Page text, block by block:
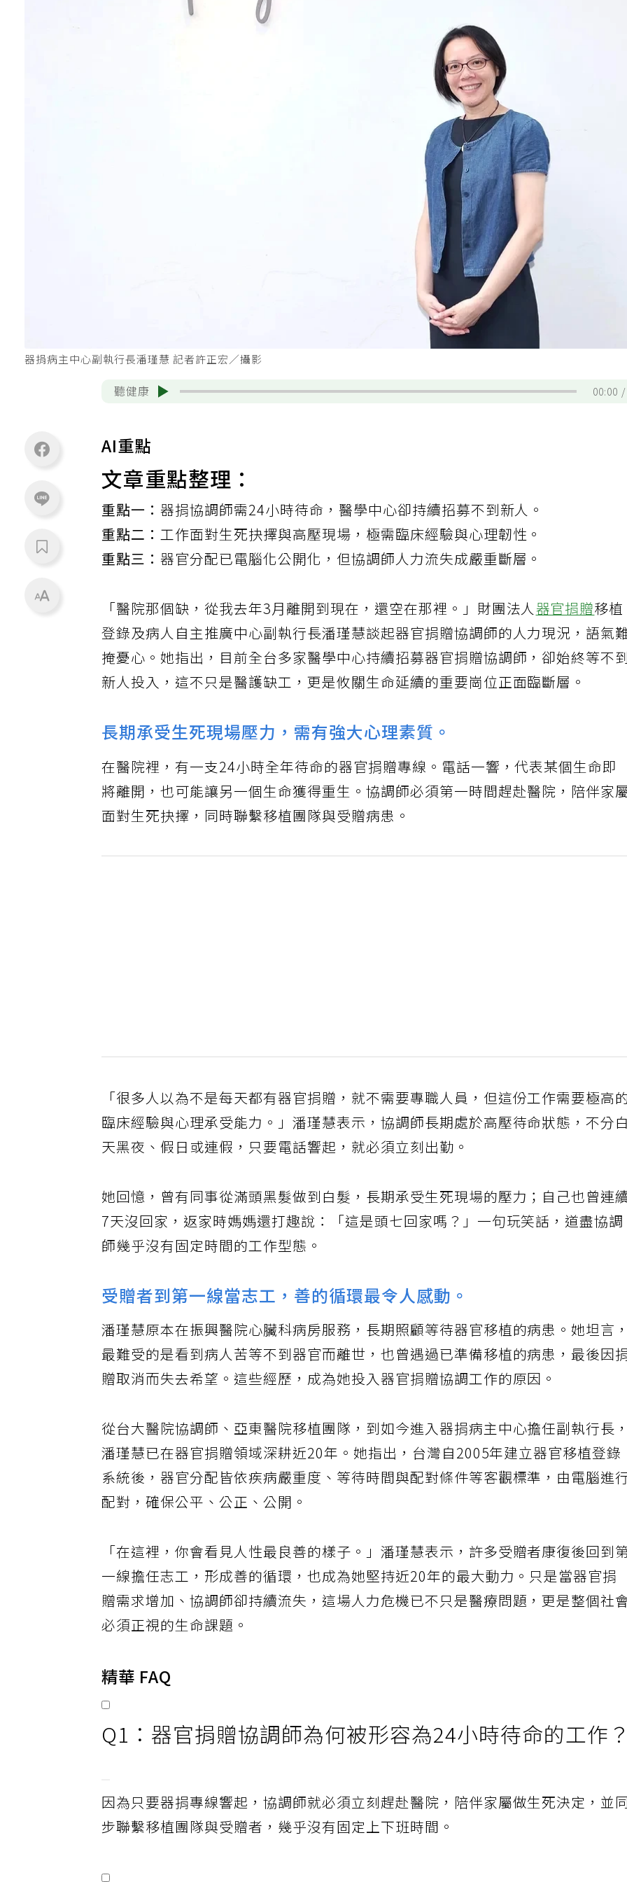
器捐病主中心副執行長潘瑾慧 記者許正宏／攝影
聽健康 00:00
AI重點
文章重點整理：
重點一： 器捐協調師需24小時待命，醫學中心卻持續招募不到新人。
重點二：工作面對生死抉擇與高壓現場，極需臨床經驗與心理韌性。
重點三： 器官分配已電腦化公開化，但協調師人力流失成嚴重斷層。
「醫院那個缺，從我去年3月離開到現在，還空在那裡。」財團法人器官捐贈移植
登錄及病人自主推廣中心副執行長潘瑾慧談起器官捐贈協調師的人力現況，語氣
掩憂心。她指出，目前全台多家醫學中心持續招募器官捐贈協調師，卻始終等不到
新人投入，這不只是醫護缺工，更是攸關生命延續的重要崗位正面臨斷層。
長期承受生死現場壓力，需有強大心理素質。
在醫院裡，有一支24小時全年待命的器官捐贈專線。電話一響，代表某個生命即
將離開，也可能讓另一個生命獲得重生。協調師必須第一時間趕赴醫院，陪伴家
面對生死抉擇，同時聯繫移植團隊與受贈病患。
「很多人以為不是每天都有器官捐贈，就不需要專職人員，但這份工作需要極高的
臨床經驗與心理承受能力。」潘瑾慧表示，協調師長期處於高壓待命狀態，不分白
天黑夜、假日或連假，只要電話響起，就必須立刻出勤。
她回憶，曾有同事從滿頭黑髮做到白髮，長期承受生死現場的壓力；自己也曾連
7天沒回家，返家時媽媽還打趣說：「這是頭七回家嗎？」一句玩笑話，道盡協調
師幾乎沒有固定時間的工作型態。
受贈者到第一線當志工，善的循環最令人感動。
潘瑾慧原本在振興醫院心臟科病房服務，長期照顧等待器官移植的病患。她坦言，
最難受的是看到病人苦等不到器官而離世，也曾遇過已準備移植的病患，最後因
贈取消而失去希望。這些經歷，成為她投入器官捐贈協調工作的原因。
從台大醫院協調師、亞東醫院移植團隊，到如今進入器捐病主中心擔任副執行長，
潘瑾慧已在器官捐贈領域深耕近20年。她指出，台灣自2005年建立器官移植登錄
系統後，器官分配皆依疾病嚴重度、等待時間與配對條件等客觀標準，由電腦進行
配對，確保公平、公正、公開。
「在這裡，你會看見人性最良善的樣子。」潘瑾慧表示，許多受贈者康復後回到第
一線擔任志工，形成善的循環，也成為她堅持近20年的最大動力。只是當器官捐
贈需求增加、協調師卻持續流失，這場人力危機已不只是醫療問題，更是整個社會
必須正視的生命課題。
精華 FAQ
Q1：器官捐贈協調師為何被形容為24小時待命的工作？
因為只要器捐專線響起，協調師就必須立刻趕赴醫院，陪伴家屬做生死決定，並
步聯繫移植團隊與受贈者，幾乎沒有固定上下班時間。